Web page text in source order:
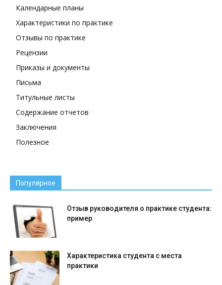
Календарные планы
Характеристики по практике
Отзывы по практике
Рецензии
Приказы и документы
Письма
Титульные листы
Содержание отчетов
Заключения
Полезное
Популярное
Отзыв руководителя о практике студента:
пример
Характеристика студента с места
практики